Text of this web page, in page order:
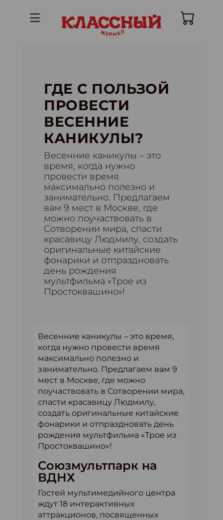
ГДЕ С ПОЛЬЗОЙ
ПРОВЕСТИ
ВЕСЕННИЕ
КАНИКУЛЫ?
Весенние каникулы – это
время, когда нужно
провести время
максимально полезно и
занимательно. Предлагаем
вам 9 мест в Москве, где
можно поучаствовать в
Сотворении мира, спасти
красавицу Людмилу, создать
оригинальные китайские
фонарики и отпраздновать
день рождения
мультфильма «Трое из
Простоквашино»!
Весенние каникулы – это время,
когда нужно провести время
максимально полезно и
занимательно. Предлагаем вам 9
мест в Москве, где можно
поучаствовать в Сотворении мира,
спасти красавицу Людмилу,
создать оригинальные китайские
фонарики и отпраздновать день
рождения мультфильма «Трое из
Простоквашино»!
Союзмультпарк на
ВДНХ
Гостей мультимедийного центра
ждут 18 интерактивных
аттракционов, посвященных